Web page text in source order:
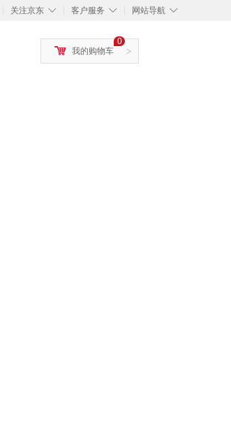
◇
关注京东 ◇
客户服务 ◇
网站导航
>
0
我的购物车